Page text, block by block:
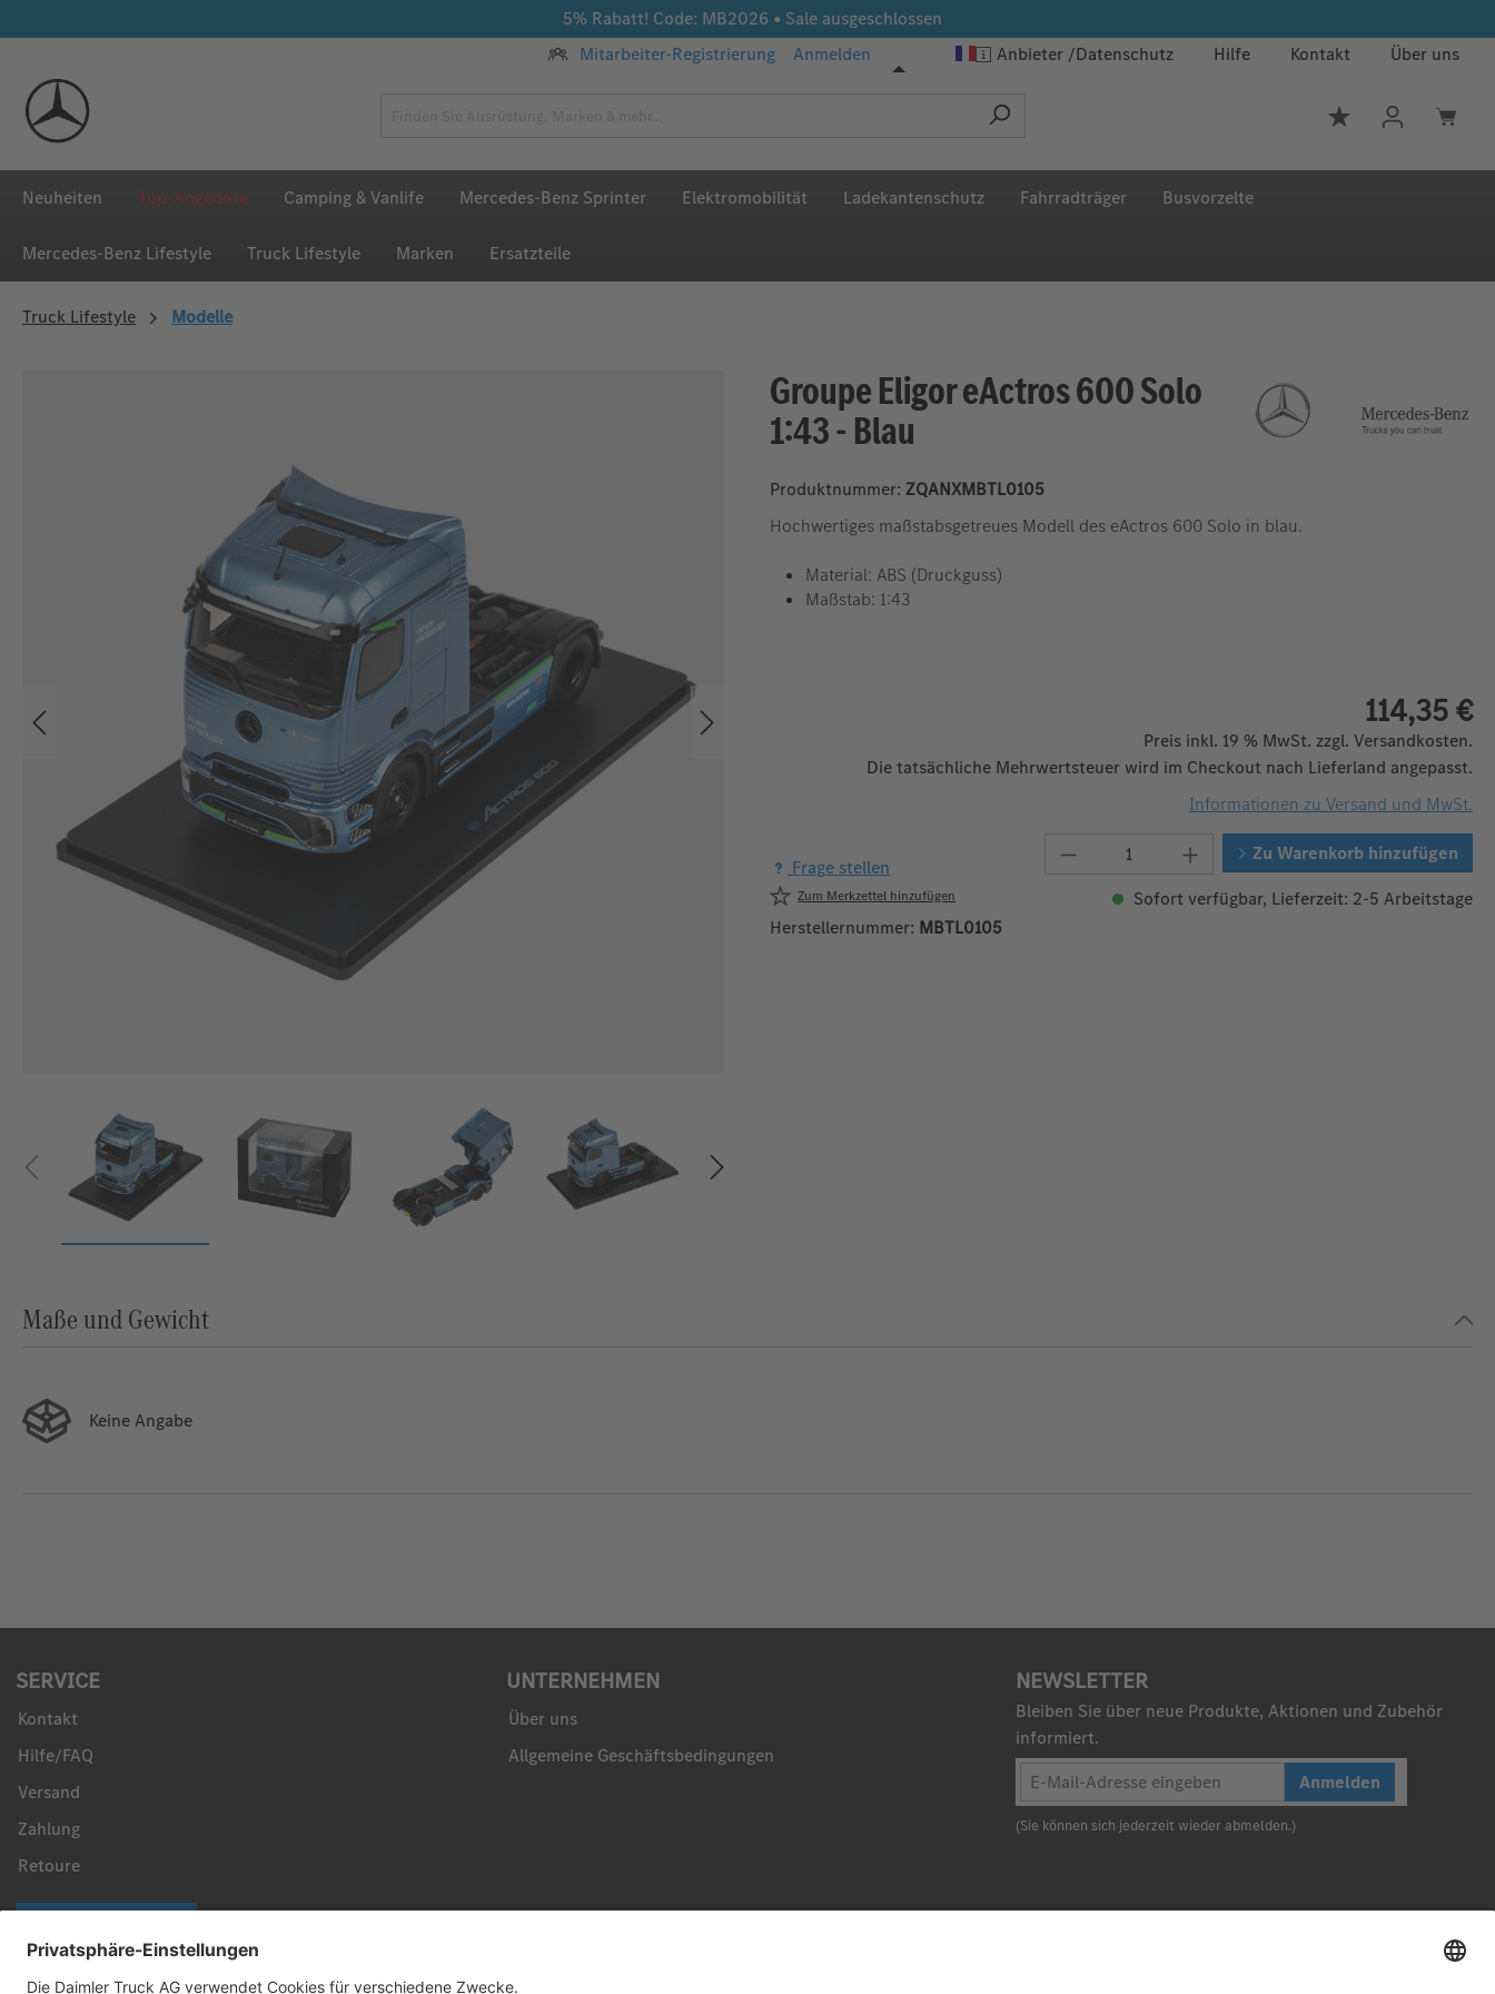
5% Rabatt! Code: MB2026 • Sale ausgeschlossen
Mitarbeiter-Registrierung
Anmelden Anbieter Datenschutz Hilfe Kontakt Über uns
Du hast 0
Neuheiten Top-Angebote Camping & Vanlife Mercedes-Benz Sprinter Elektromobilität Ladekantenschutz Fahrradträger Busvorzelte
Mercedes‑Benz Lifestyle Truck Lifestyle Marken Ersatzteile
Truck Lifestyle Modelle
Groupe Eligor eActros 600 Solo
1:43 - Blau
Produktnummer: ZQANXMBTL0105
Hochwertiges maßstabsgetreues Modell des eActros 600 Solo in blau.
Material: ABS (Druckguss)
Maßstab: 1:43
114,35 €
Preis inkl. 19 % MwSt. zzgl. Versandkosten.
Die tatsächliche Mehrwertsteuer wird im Checkout nach Lieferland angepasst.
Informationen zu Versand und MwSt.
Produkt Anzahl: Gib denZu Warenkorb hinzufügen
Frage stellen
Zum Merkzettel hinzufügen
Sofort verfügbar, Lieferzeit: 2-5 Arbeitstage
Herstellernummer: MBTL0105
Maße und Gewicht
Keine Angabe
SERVICE
Kontakt
Hilfe/FAQ
Versand
Zahlung
Retoure
UNTERNEHMEN
Über uns
Allgemeine Geschäftsbedingungen
NEWSLETTER
Bleiben Sie über neue Produkte, Aktionen und Zubehör
informiert.
Anmelden
(Sie können sich jederzeit wieder abmelden.)